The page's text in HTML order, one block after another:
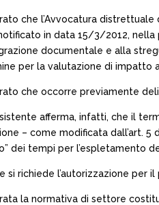
che l’Avvocatura
in data 15/3/2012,
documentale e alla
per la valutazione di impatto
che occorre previamente
afferma, infatti, che il
– come modificata dall’art.
dei tempi per l’espletamento
si richiede l’autorizzazione per
la normativa di settore